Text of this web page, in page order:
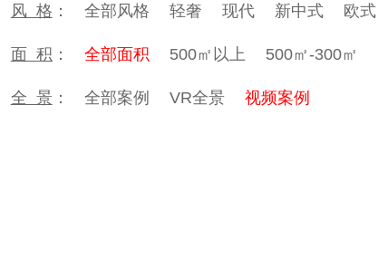
风 格 ： 全部风格 轻奢 现代 新中式 欧式
面 积 ： 全部面积 500㎡以上 500㎡-300㎡
全 景： 全部案例 VR全景 视频案例